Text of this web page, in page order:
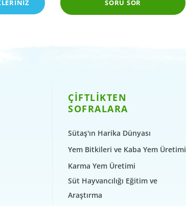
SORU SOR
ÇİFTLİKTEN
SOFRALARA
Sütaş'ın Harika Dünyası
Yem Bitkileri ve Kaba Yem Üretimi
Karma Yem Üretimi
Süt Hayvancılığı Eğitim ve
Araştırma